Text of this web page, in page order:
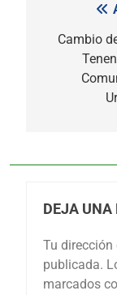
deCambio
DEJA UNA
Tu dirección
publicada.
marcados